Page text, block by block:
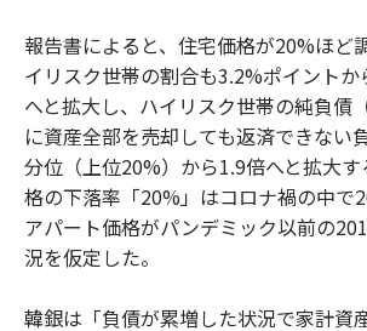
報告書によると、住宅価格が20%ほど
イリスク世帯の割合も3.2%ポイントか
へと拡大し、ハイリスク世帯の純負債
に資産全部を売却しても返済できない
分位（上位20%）から1.9倍へと拡大
格の下落率「20%」はコロナ禍の中で
アパート価格がパンデミック以前の
況を仮定した。
韓銀は「負債が累増した状況で家計資